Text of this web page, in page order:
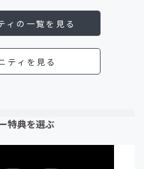
ィの一覧を見る
ティを見る
特典を選ぶ